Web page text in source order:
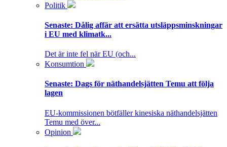
Politik
Senaste: Dålig affär att ersätta utsläppsminskningar
i EU med klimatk...
Det är inte fel när EU (och...
Konsumtion
Senaste: Dags för näthandelsjätten Temu att följa
lagen
EU-kommissionen bötfäller kinesiska näthandelsjätten
Temu med över...
Opinion